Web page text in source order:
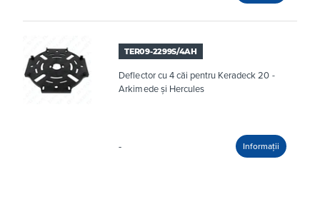
TER09-2299S/4AH
Deflector cu 4 căi pentru Keradeck 20 -
Arkimede și Hercules
-